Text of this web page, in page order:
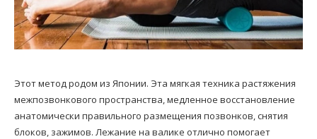
Этот метод родом из Японии. Эта мягкая техника растяжения
межпозвонкового пространства, медленное восстановление
анатомически правильного размещения позвонков, снятия
блоков, зажимов. Лежание на валике отлично помогает